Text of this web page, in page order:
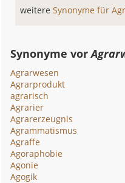
weitereSynonyme für
Synonyme vor
Agrarwesen
Agrarprodukt
agrarisch
Agrarier
Agrarerzeugnis
Agrammatismus
Agraffe
Agoraphobie
Agonie
Agogik